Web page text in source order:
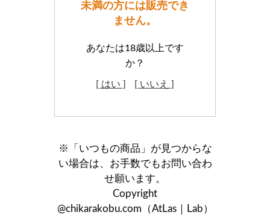
未満の方には販売でき
ません。
あなたは18歳以上です
か？
[ はい ] [ いいえ ]
※「いつもの商品」が見つからな
い場合は、お手数でもお問い合わ
せ願います。
Copyright
@chikarakobu.com（AtLas｜Lab）